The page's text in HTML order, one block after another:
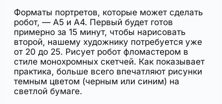
Форматы портретов, которые может сделать
робот, — А5 и А4. Первый будет готов
примерно за 15 минут, чтобы нарисовать
второй, нашему художнику потребуется уже
от 20 до 25. Рисует робот фломастером в
стиле монохромных скетчей. Как показывает
практика, больше всего впечатляют рисунки
темным цветом (черным или синим) на
светлой бумаге.